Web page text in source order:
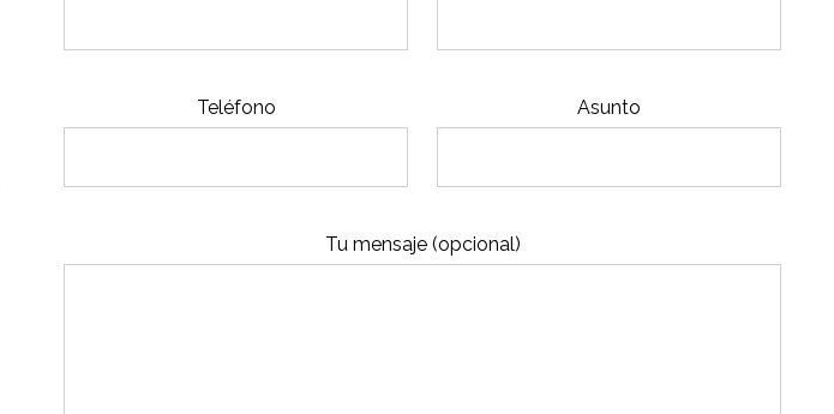
Teléfono Asunto
Tu mensaje (opcional)